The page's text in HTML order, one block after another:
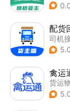
配货
司机
| 货
禽运
货运